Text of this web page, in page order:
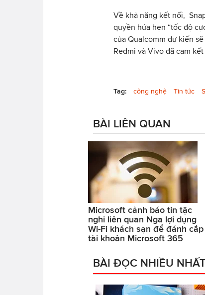
Về khả năng kết nối,
quyền hứa hẹn “tốc độ
của Qualcomm dự kiến
Redmi và Vivo đã cam
Tag: công nghệ Tin tức
BÀI LIÊN QUAN
Microsoft cảnh báo tin tặc
nghi liên quan Nga lợi dụng
Wi-Fi khách sạn để đánh cắp
tài khoản Microsoft 365
BÀI ĐỌC NHIỀU NHẤT